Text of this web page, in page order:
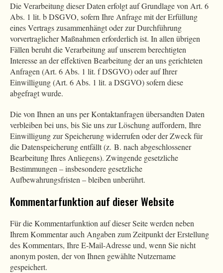
Die Verarbeitung dieser Daten erfolgt auf Grundlage von Art. 6
Abs. 1 lit. b DSGVO, sofern Ihre Anfrage mit der Erfüllung
eines Vertrags zusammenhängt oder zur Durchführung
vorvertraglicher Maßnahmen erforderlich ist. In allen übrigen
Fällen beruht die Verarbeitung auf unserem berechtigten
Interesse an der effektiven Bearbeitung der an uns gerichteten
Anfragen (Art. 6 Abs. 1 lit. f DSGVO) oder auf Ihrer
Einwilligung (Art. 6 Abs. 1 lit. a DSGVO) sofern diese
abgefragt wurde.
Die von Ihnen an uns per Kontaktanfragen übersandten Daten
verbleiben bei uns, bis Sie uns zur Löschung auffordern, Ihre
Einwilligung zur Speicherung widerrufen oder der Zweck für
die Datenspeicherung entfällt (z. B. nach abgeschlossener
Bearbeitung Ihres Anliegens). Zwingende gesetzliche
Bestimmungen – insbesondere gesetzliche
Aufbewahrungsfristen – bleiben unberührt.
Kommentar­funktion auf dieser Website
Für die Kommentarfunktion auf dieser Seite werden neben
Ihrem Kommentar auch Angaben zum Zeitpunkt der Erstellung
des Kommentars, Ihre E-Mail-Adresse und, wenn Sie nicht
anonym posten, der von Ihnen gewählte Nutzername
gespeichert.